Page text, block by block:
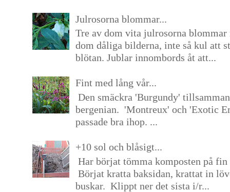
Julrosorna blommar...
Tre av dom vita julrosorna blommar
dom dåliga bilderna, inte så kul att
blötan. Jublar innombords åt att...
Fint med lång vår...
Den smäckra 'Burgundy'
bergenian. 'Montreux' och 'Exotic
passade bra ihop. ...
+10 sol och blåsigt...
Har börjat tömma komposten på
Börjat kratta baksidan, krattat in
buskar. Klippt ner det sista i/r...